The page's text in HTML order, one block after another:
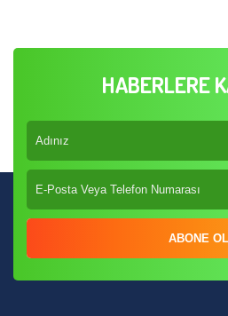
HABERLERE
ABONE OL